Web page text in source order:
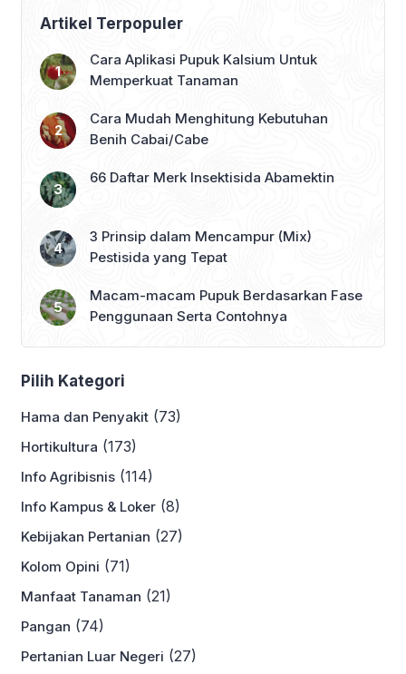
Artikel Terpopuler
Cara Aplikasi Pupuk Kalsium Untuk
Memperkuat Tanaman
Cara Mudah Menghitung Kebutuhan
Benih Cabai/Cabe
66 Daftar Merk Insektisida Abamektin
3 Prinsip dalam Mencampur (Mix)
Pestisida yang Tepat
Macam-macam Pupuk Berdasarkan Fase
Penggunaan Serta Contohnya
Pilih Kategori
Hama dan Penyakit (73)
Hortikultura (173)
Info Agribisnis (114)
Info Kampus & Loker (8)
Kebijakan Pertanian (27)
Kolom Opini (71)
Manfaat Tanaman (21)
Pangan (74)
Pertanian Luar Negeri (27)